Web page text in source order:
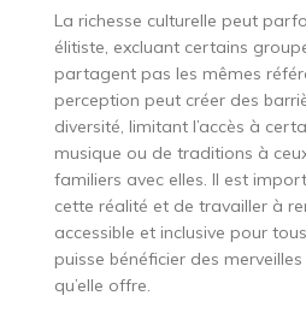
La richesse culturelle peut
élitiste, excluant certains
partagent pas les mêmes
perception peut créer des
diversité, limitant l’accès à
musique ou de traditions à
familiers avec elles. Il est
cette réalité et de travailler à
accessible et inclusive pour
puisse bénéficier des
qu’elle offre.